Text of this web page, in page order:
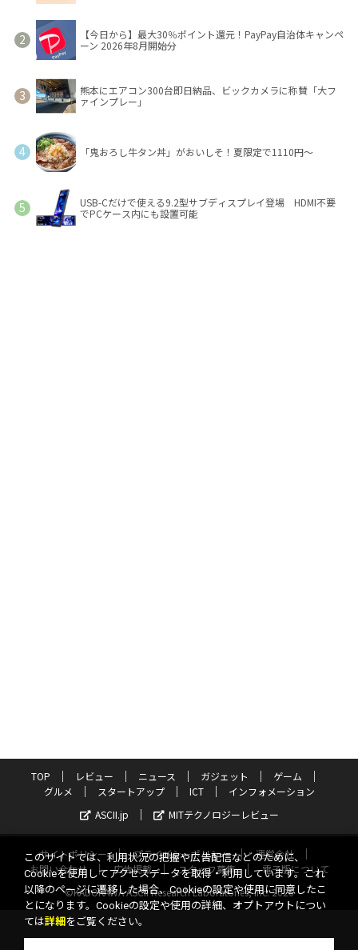
【今日から】最大30％ポイント還元！PayPay自治体キャンペ
ーン 2026年8月開始分
熊本にエアコン300台即日納品、ビックカメラに称賛「大フ
ァインプレー」
「鬼おろし牛タン丼」がおいしそ！夏限定で1110円～
USB-Cだけで使える9.2型サブディスプレイ登場 HDMI不要
でPCケース内にも設置可能
TOP レビュー ニュース ガジェット
ゲーム
グルメ
スタートアップ ICT
インフォメーション
ASCII.jp
MITテクノロジーレビュー
サイトポリシー プライバシーポリシー
運営会社
お問い合わせ
広告掲載 スタッフ募集
電子版について
©KADOKAWA ASCII Research Laboratories, Inc. 2026
このサイトでは、利用状況の把握や広告配信などのために、
Cookieを使用してアクセスデータを取得・利用しています。これ
以降のページに遷移した場合、Cookieの設定や使用に同意したこ
とになります。Cookieの設定や使用の詳細、オプトアウトについ
ては詳細 をご覧ください。